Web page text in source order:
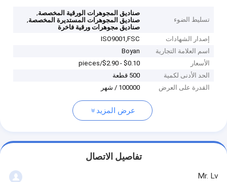
تسليط الضوء
صناديق المجوهرات الورقية المخصصة,
صناديق المجوهرات المستديرة المخصصة,
صناديق مجوهرات ورقية فاخرة
إصدار الشهادات
ISO9001,‌FSC
اسم العلامة التجارية
Boyan
الأسعار
$0.10 - $2.90/pieces
الحد الأدنى لكمية
500 قطعة
القدرة على العرض
100000 / شهر
عرض المزيد
تفاصيل الاتصال
Mr. Lv